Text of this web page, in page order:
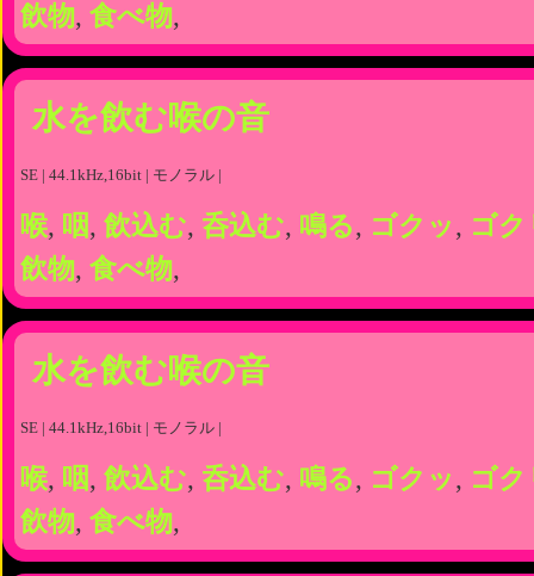
飲物, 食べ物,
水を飲む喉の音
SE | 44.1kHz,16bit | モノラル |
喉, 咽, 飲込む, 呑込む, 鳴る, ゴクッ , ゴ
飲物, 食べ物,
水を飲む喉の音
SE | 44.1kHz,16bit | モノラル |
喉, 咽, 飲込む, 呑込む, 鳴る, ゴクッ , ゴ
飲物, 食べ物,